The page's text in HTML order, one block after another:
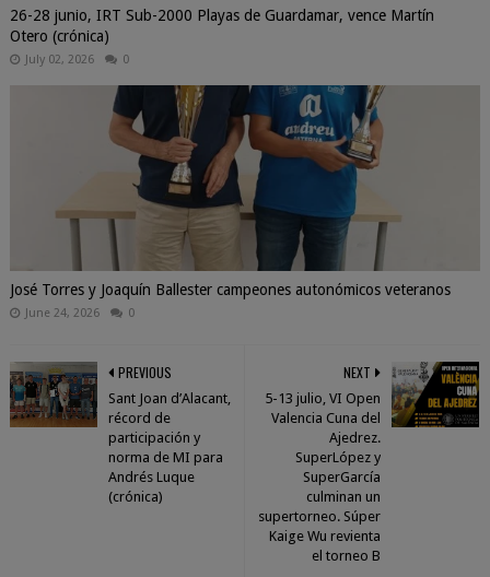
26-28 junio, IRT Sub-2000 Playas de Guardamar, vence Martín
Otero (crónica)
July 02, 2026 0
José Torres y Joaquín Ballester campeones autonómicos veteranos
June 24, 2026 0
NEXT
5-13 julio, VI Open
Valencia Cuna del
Ajedrez.
SuperLópez y
SuperGarcía
culminan un
supertorneo. Súper
Kaige Wu revienta
el torneo B
PREVIOUS
Sant Joan d’Alacant,
récord de
participación y
norma de MI para
Andrés Luque
(crónica)